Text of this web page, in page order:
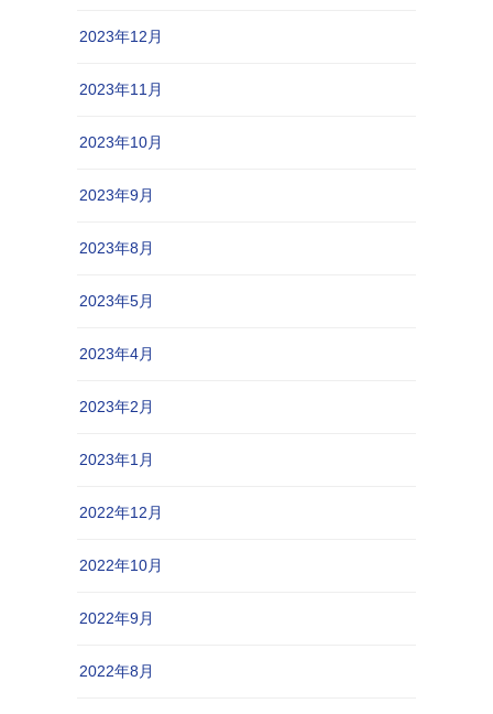
2023年12月
2023年11月
2023年10月
2023年9月
2023年8月
2023年5月
2023年4月
2023年2月
2023年1月
2022年12月
2022年10月
2022年9月
2022年8月